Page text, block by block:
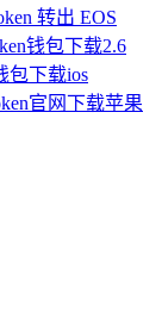
转出 EOS
钱包下载2.6
包下载ios
官网下载苹果